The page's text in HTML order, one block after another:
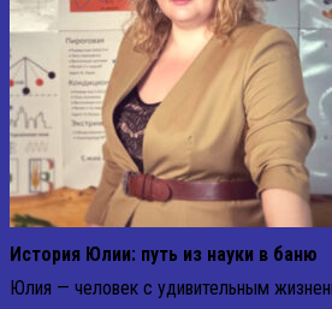
История Юлии: путь из науки в баню
Юлия — человек с удивительным